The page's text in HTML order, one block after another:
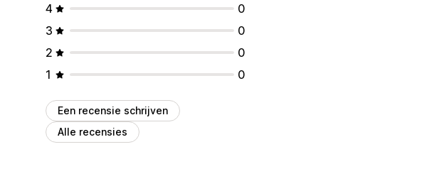
4
0
3
0
2
0
1
0
Een recensie schrijven
Alle recensies